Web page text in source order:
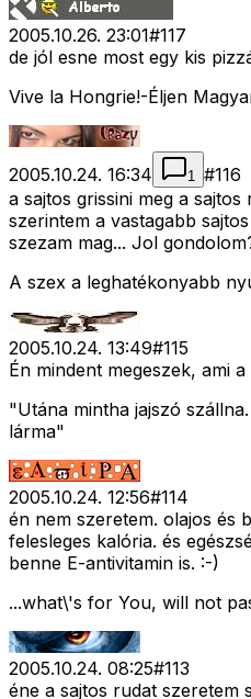
2005.10.26. 23:01#117
de jól esne most egy kis
Vive la Hongrie!-Éljen
2005.10.24. 16:34 1 #116
a sajtos grissini meg a
szerintem a vastagabb
szezam mag... Jol
A szex a leghatékonyabb
2005.10.24. 13:49#115
Én mindent megeszek, ami
"Utána mintha jajszó
lárma"
2005.10.24. 12:56#114
én nem szeretem. olajos és
felesleges kalória. és
benne E-antivitamin is. :-)
...what\'s for You, will not
2005.10.24. 08:25#113
éne a sajtos rudat szeretem